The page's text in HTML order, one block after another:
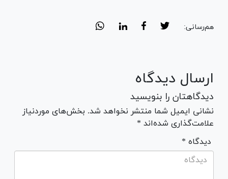
هم‌رسانی:
ارسال دیدگاه
دیدگاهتان را بنویسید
نشانی ایمیل شما منتشر نخواهد شد. بخش‌های موردنیاز
علامت‌گذاری شده‌اند *
* دیدگاه